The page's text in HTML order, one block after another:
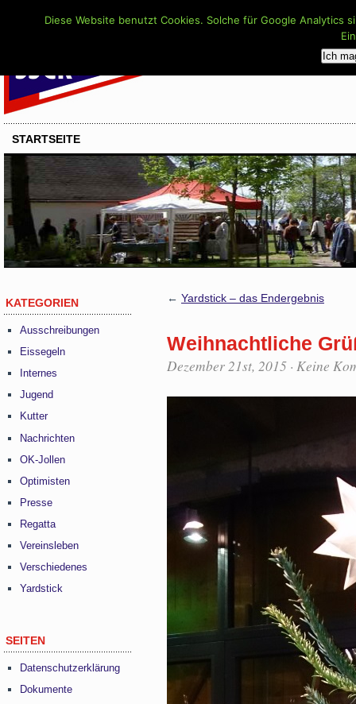
STARTSEITE
KATEGORIEN
Ausschreibungen
Eissegeln
Internes
Jugend
Kutter
Nachrichten
OK-Jollen
Optimisten
Presse
Regatta
Vereinsleben
Verschiedenes
Yardstick
SEITEN
Datenschutzerklärung
Dokumente
← Yardstick – das Endergebnis
Weihnachtliche
Dezember 21st, 2015 · Keine
Diese Website benutzt Cookies. Solche für Google
Ich